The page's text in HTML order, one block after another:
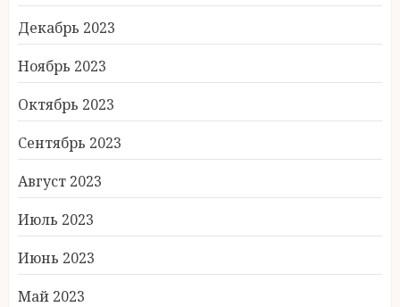
Декабрь 2023
Ноябрь 2023
Октябрь 2023
Сентябрь 2023
Август 2023
Июль 2023
Июнь 2023
Май 2023